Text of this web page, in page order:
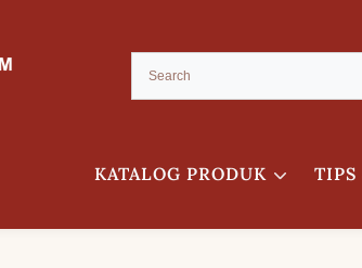
KATALOG PRODUK TIPS